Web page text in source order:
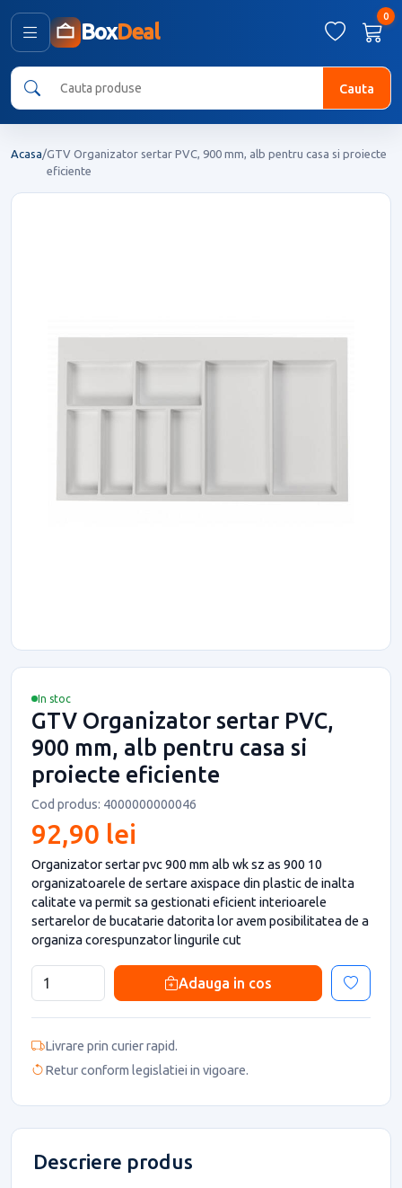
BoxDeal
0
Cauta
Acasa/GTV Organizator sertar PVC, 900 mm, alb pentru casa si proiecte
eficiente
In stoc
GTV Organizator sertar PVC,
900 mm, alb pentru casa si
proiecte eficiente
Cod produs: 4000000000046
92,90 lei
Organizator sertar pvc 900 mm alb wk sz as 900 10
organizatoarele de sertare axispace din plastic de inalta
calitate va permit sa gestionati eficient interioarele
sertarelor de bucatarie datorita lor avem posibilitatea de a
organiza corespunzator lingurile cut
Adauga in cos
Livrare prin curier rapid.
Retur conform legislatiei in vigoare.
Descriere produs